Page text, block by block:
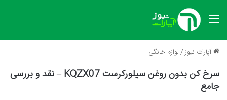
منو
آپارات نیوز/لوازم خانگی
سرخ کن بدون روغن سیلورکرست KQZX07 – نقد و بررسی
جامع